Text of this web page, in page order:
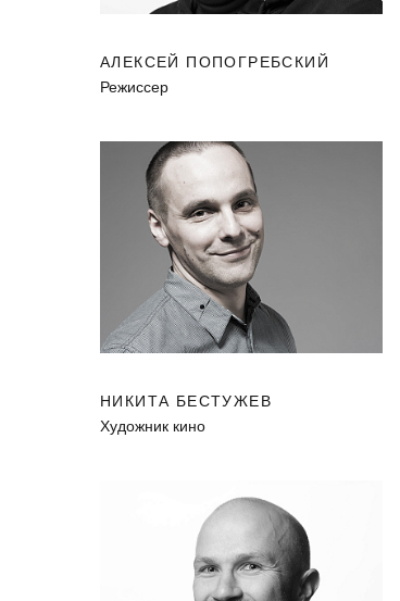
АЛЕКСЕЙ ПОПОГРЕБСКИЙ
Режиссер
НИКИТА БЕСТУЖЕВ
Художник кино